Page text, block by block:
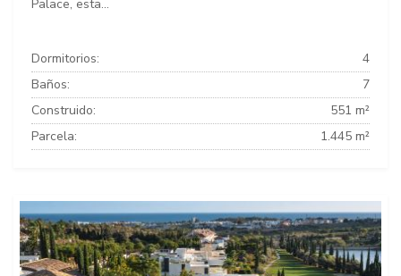
Palace, esta...
Dormitorios:
4
Baños:
7
Construido:
551 m²
Parcela:
1.445 m²